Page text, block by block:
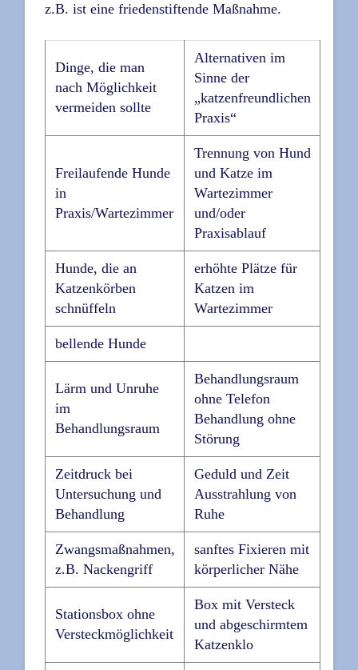
z.B. ist eine friedenstiftende Maßnahme.
Dinge, die man
nach Möglichkeit
vermeiden sollte
Alternativen im
Sinne der
„katzenfreundlichen
Praxis“
Freilaufende Hunde
in
Praxis/Wartezimmer
Trennung von Hund
und Katze im
Wartezimmer
und/oder
Praxisablauf
Hunde, die an
Katzenkörben
schnüffeln
erhöhte Plätze für
Katzen im
Wartezimmer
bellende Hunde
Lärm und Unruhe
im
Behandlungsraum
Behandlungsraum
ohne Telefon
Behandlung ohne
Störung
Zeitdruck bei
Untersuchung und
Behandlung
Geduld und Zeit
Ausstrahlung von
Ruhe
Zwangsmaßnahmen,
z.B. Nackengriff
sanftes Fixieren mit
körperlicher Nähe
Stationsbox ohne
Versteckmöglichkeit
Box mit Versteck
und abgeschirmtem
Katzenklo